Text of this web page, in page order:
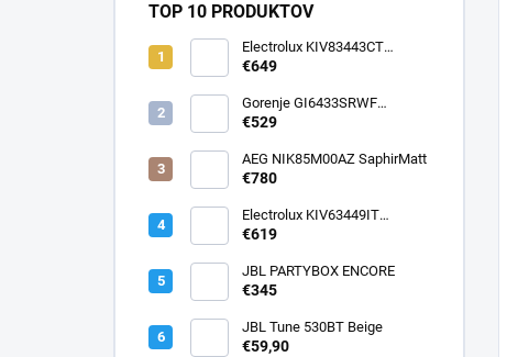
TOP 10 PRODUKTOV
Electrolux KIV83443CT
SaphirMatt
€649
Gorenje GI6433SRWF
InfiniteMatt
€529
AEG NIK85M00AZ SaphirMatt
€780
Electrolux KIV63449IT
SaphirMatt SE
€619
JBL PARTYBOX ENCORE
€345
JBL Tune 530BT Beige
€59,90